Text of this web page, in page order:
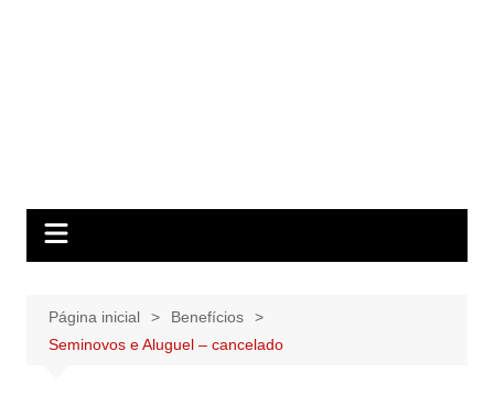
Página inicial
Benefícios
Seminovos e Aluguel – cancelado